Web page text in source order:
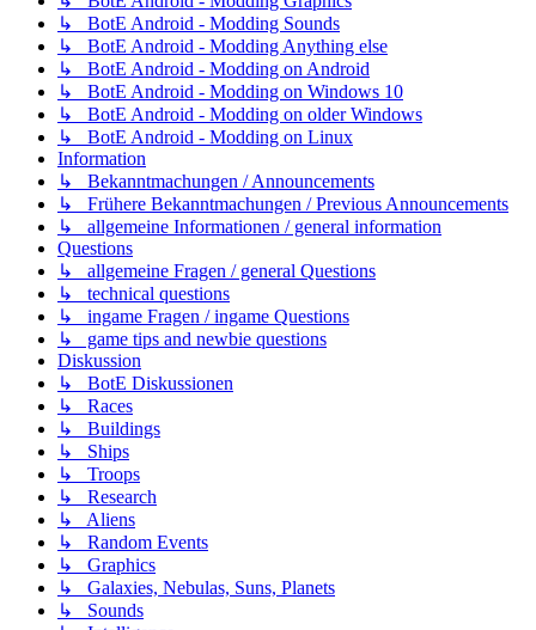
↳ BotE Android - Modding Sounds
↳ BotE Android - Modding Anything else
↳ BotE Android - Modding on Android
↳ BotE Android - Modding on Windows 10
↳ BotE Android - Modding on older Windows
↳ BotE Android - Modding on Linux
Information
↳ Bekanntmachungen / Announcements
↳ Frühere Bekanntmachungen / Previous Announcements
↳ allgemeine Informationen / general information
Questions
↳ allgemeine Fragen / general Questions
↳ technical questions
↳ ingame Fragen / ingame Questions
↳ game tips and newbie questions
Diskussion
↳ BotE Diskussionen
↳ Races
↳ Buildings
↳ Ships
↳ Troops
↳ Research
↳ Aliens
↳ Random Events
↳ Graphics
↳ Galaxies, Nebulas, Suns, Planets
↳ Sounds